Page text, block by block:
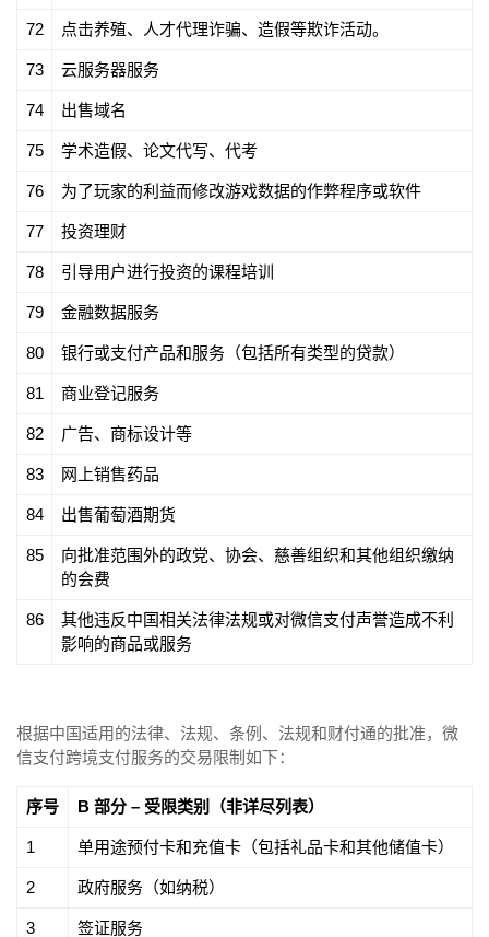
72 点击养殖、人才代理诈骗、造假等欺诈活动。
73 云服务器服务
74 出售域名
75 学术造假、论文代写、代考
76 为了玩家的利益而修改游戏数据的作弊程序或软件
77 投资理财
78 引导用户进行投资的课程培训
79 金融数据服务
80 银行或支付产品和服务（包括所有类型的贷款）
81 商业登记服务
82 广告、商标设计等
83 网上销售药品
84 出售葡萄酒期货
85
向批准范围外的政党、协会、慈善组织和其他组织缴纳
的会费
86
其他违反中国相关法律法规或对微信支付声誉造成不利
影响的商品或服务
根据中国适用的法律、法规、条例、法规和财付通的批准，微
信支付跨境支付服务的交易限制如下：
序号 B 部分 – 受限类别（非详尽列表）
1 单用途预付卡和充值卡（包括礼品卡和其他储值卡）
2 政府服务（如纳税）
3 签证服务